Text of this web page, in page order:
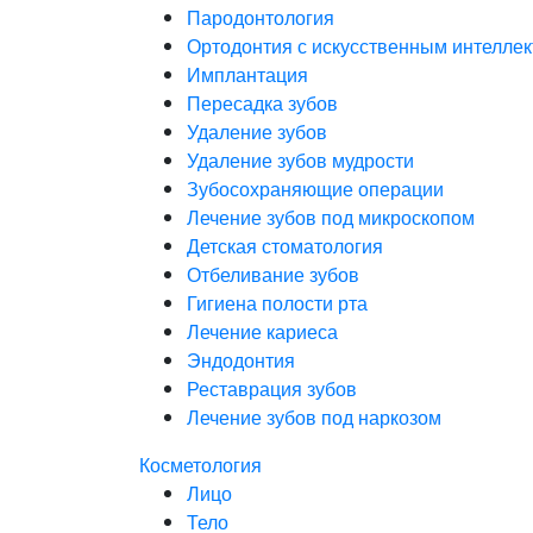
Пародонтология
Ортодонтия с искусственным
Имплантация
Пересадка зубов
Удаление зубов
Удаление зубов мудрости
Зубосохраняющие операции
Лечение зубов под микроскопом
Детская стоматология
Отбеливание зубов
Гигиена полости рта
Лечение кариеса
Эндодонтия
Реставрация зубов
Лечение зубов под наркозом
Косметология
Лицо
Тело